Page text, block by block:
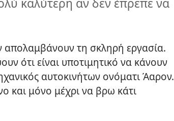
τη σκληρή εργασία.
ότι είναι υποτιμητικό να κάνουν
αυτοκινήτων ονόματι Άαρον.
και μόνο μέχρι να βρω κάτι